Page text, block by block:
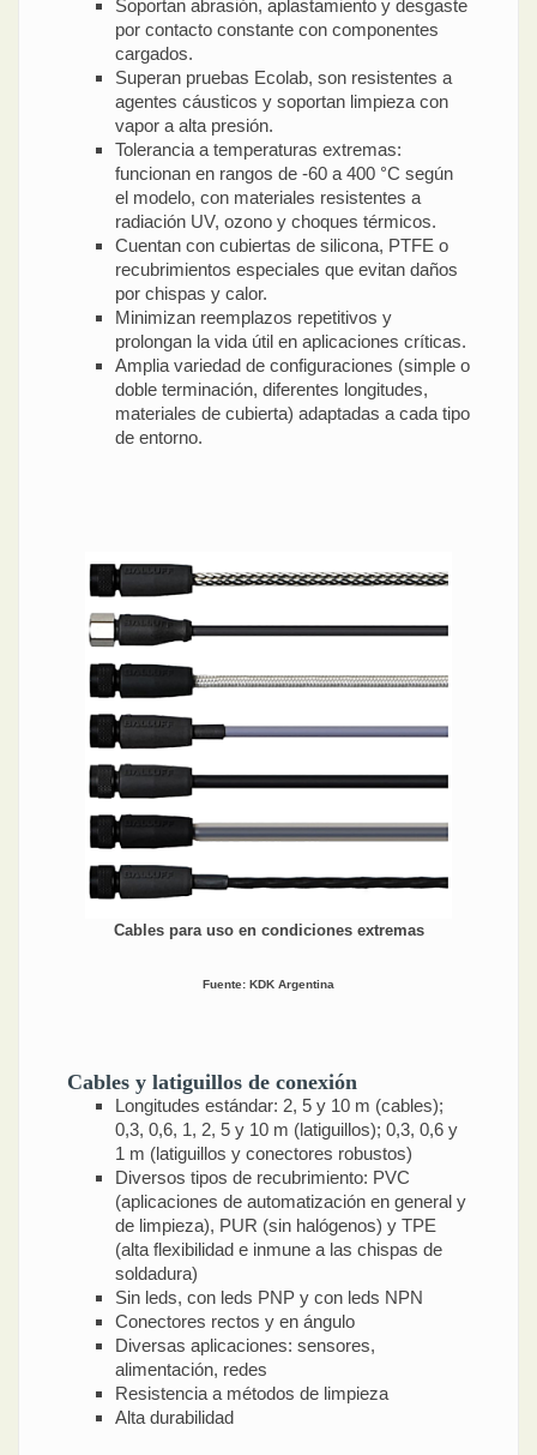
Soportan abrasión, aplastamiento y desgaste
por contacto constante con componentes
cargados.
Superan pruebas Ecolab, son resistentes a
agentes cáusticos y soportan limpieza con
vapor a alta presión.
Tolerancia a temperaturas extremas:
funcionan en rangos de -60 a 400 °C según
el modelo, con materiales resistentes a
radiación UV, ozono y choques térmicos.
Cuentan con cubiertas de silicona, PTFE o
recubrimientos especiales que evitan daños
por chispas y calor.
Minimizan reemplazos repetitivos y
prolongan la vida útil en aplicaciones críticas.
Amplia variedad de configuraciones (simple o
doble terminación, diferentes longitudes,
materiales de cubierta) adaptadas a cada tipo
de entorno.
Cables para uso en condiciones extremas
Fuente: KDK Argentina
Cables y latiguillos de conexión
Longitudes estándar: 2, 5 y 10 m (cables);
0,3, 0,6, 1, 2, 5 y 10 m (latiguillos); 0,3, 0,6 y
1 m (latiguillos y conectores robustos)
Diversos tipos de recubrimiento: PVC
(aplicaciones de automatización en general y
de limpieza), PUR (sin halógenos) y TPE
(alta flexibilidad e inmune a las chispas de
soldadura)
Sin leds, con leds PNP y con leds NPN
Conectores rectos y en ángulo
Diversas aplicaciones: sensores,
alimentación, redes
Resistencia a métodos de limpieza
Alta durabilidad